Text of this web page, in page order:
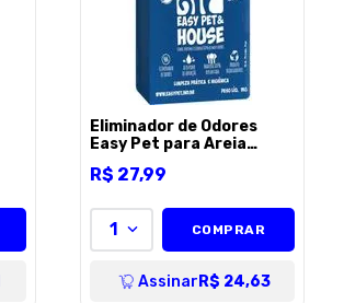
Eliminador de Odores
Easy Pet para Areia
R$ 27,99
1 COMPRAR
Assinar R$ 24,63